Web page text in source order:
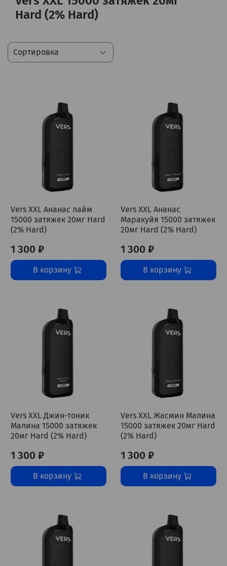
Hard (2% Hard)
Vers XXL Ананас лайм
15000 затяжек 20мг Hard
(2% Hard)
1 300 ₽
В корзину
Vers XXL Ананас
Маракуйя 15000 затяжек
20мг Hard (2% Hard)
1 300 ₽
В корзину
Vers XXL Джин-тоник
Малина 15000 затяжек
20мг Hard (2% Hard)
1 300 ₽
В корзину
Vers XXL Жасмин Малина
15000 затяжек 20мг Hard
(2% Hard)
1 300 ₽
В корзину